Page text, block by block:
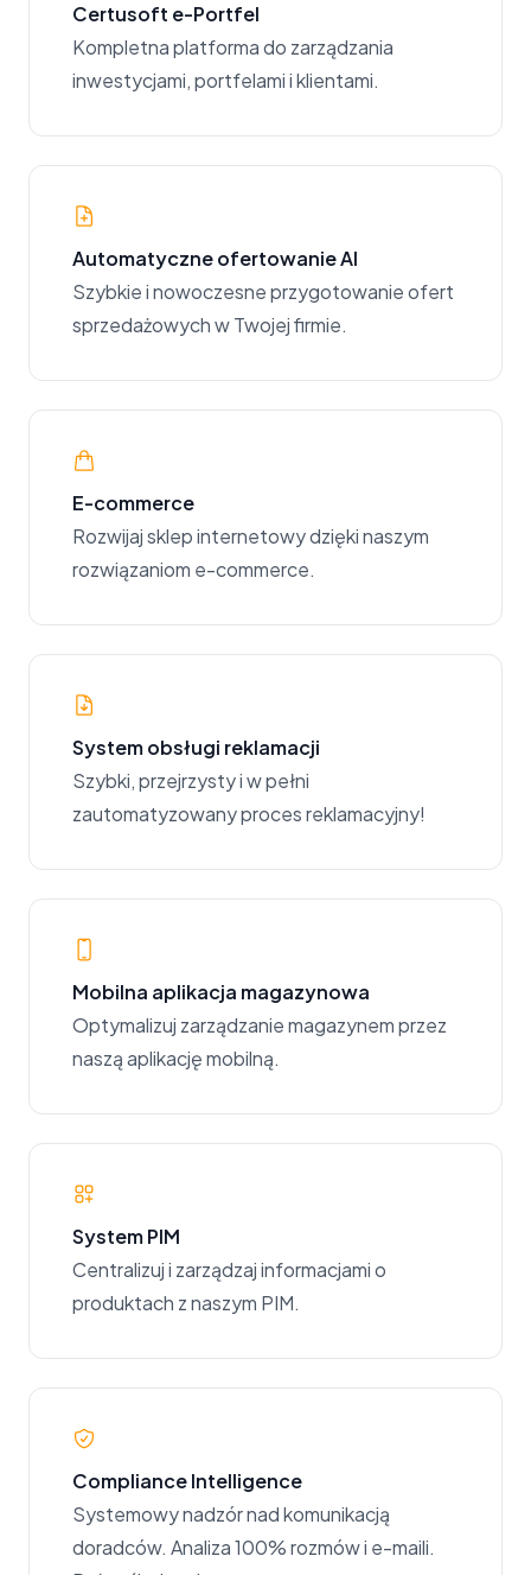
Certusoft e-Portfel
Kompletna platforma do zarządzania
inwestycjami, portfelami i klientami.
Automatyczne ofertowanie AI
Szybkie i nowoczesne przygotowanie ofert
sprzedażowych w Twojej firmie.
E-commerce
Rozwijaj sklep internetowy dzięki naszym
rozwiązaniom e-commerce.
System obsługi reklamacji
Szybki, przejrzysty i w pełni
zautomatyzowany proces reklamacyjny!
Mobilna aplikacja magazynowa
Optymalizuj zarządzanie magazynem przez
naszą aplikację mobilną.
System PIM
Centralizuj i zarządzaj informacjami o
produktach z naszym PIM.
Compliance Intelligence
Systemowy nadzór nad komunikacją
doradców. Analiza 100% rozmów i e-maili.